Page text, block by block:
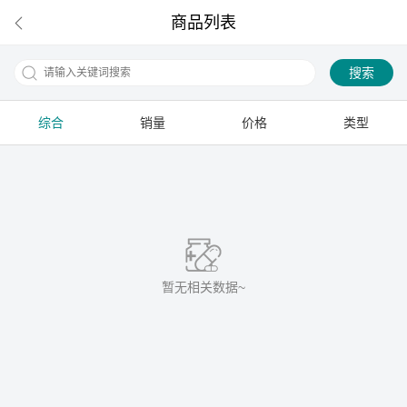
商品列表
搜索
综合 销量 价格 类型
暂无相关数据~